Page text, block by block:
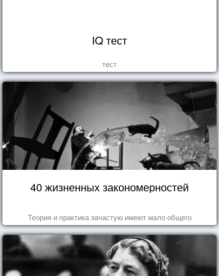
IQ тест
тест
40 жизненных закономерностей
Теория и практика зачастую имеют мало общего